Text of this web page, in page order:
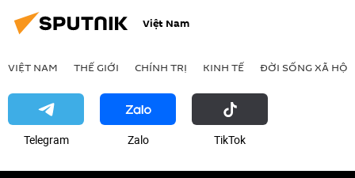
Việt Nam
VIỆT NAM THẾ GIỚI CHÍNH TRỊ KINH TẾ ĐỜI SỐNG XÃ HỘI
Telegram Zalo ТikТоk